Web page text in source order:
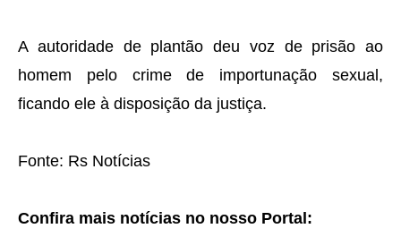
A autoridade de plantão deu voz de prisão ao
homem pelo crime de importunação sexual,
ficando ele à disposição da justiça.
Fonte: Rs Notícias
Confira mais notícias no nosso Portal: